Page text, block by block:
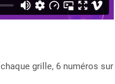
grille, 6 numéros sur